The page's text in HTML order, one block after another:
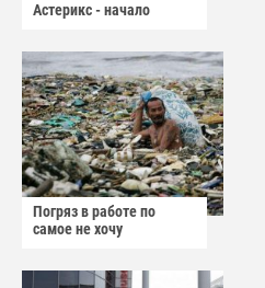
Астерикс - начало
Погряз в работе по
самое не хочу